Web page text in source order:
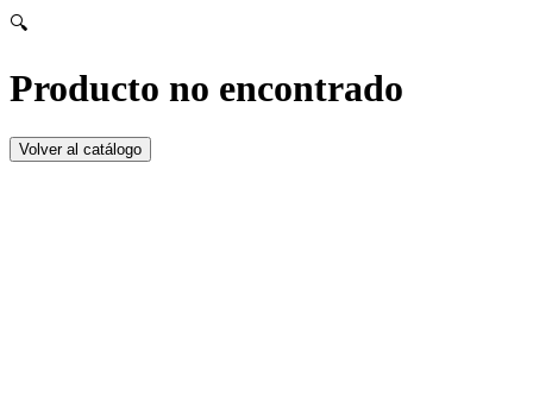
🔍
Producto no encontrado
Volver al catálogo